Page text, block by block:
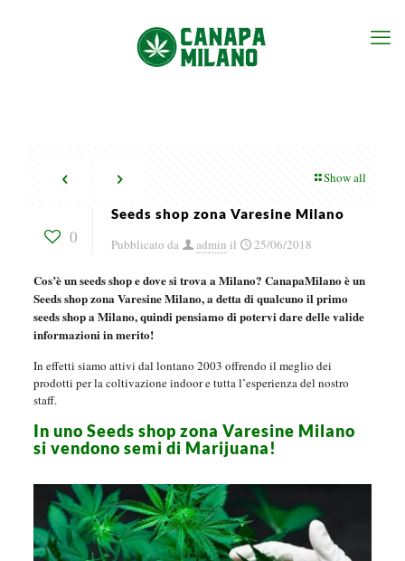
Show all
0
Seeds shop zona Varesine Milano
Pubblicato da
admin il 25/06/2018
Cos’è un seeds shop e dove si trova a Milano? CanapaMilano è un
Seeds shop zona Varesine Milano, a detta di qualcuno il primo
seeds shop a Milano, quindi pensiamo di potervi dare delle valide
informazioni in merito!
In effetti siamo attivi dal lontano 2003 offrendo il meglio dei
prodotti per la coltivazione indoor e tutta l’esperienza del nostro
staff.
In uno Seeds shop zona Varesine Milano
si vendono semi di Marijuana!